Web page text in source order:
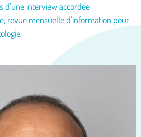
d’une interview accordée
revue mensuelle d'information pour